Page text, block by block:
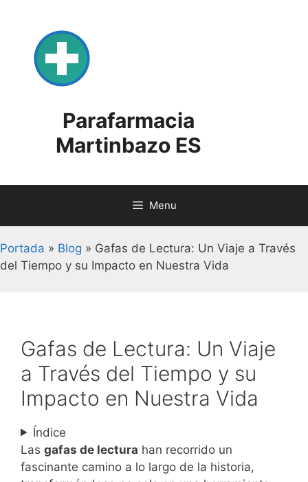
content
Parafarmacia
Martinbazo ES
Menu
Portada » Blog » Gafas de Lectura: Un Viaje a Través
del Tiempo y su Impacto en Nuestra Vida
Gafas de Lectura: Un Viaje
a Través del Tiempo y su
Impacto en Nuestra Vida
Índice
Las gafas de lectura han recorrido un
fascinante camino a lo largo de la historia,